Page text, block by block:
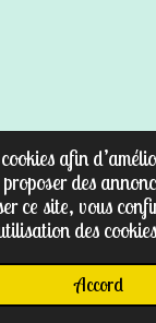
afin
des
ce site, vous
des
Accord
Facebook